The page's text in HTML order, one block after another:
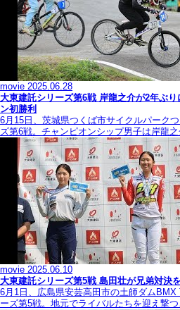
movie 2025.06.28
大東建託シリーズ第6戦 岸龍之介が2年ぶ
ン初勝利
6月15日、茨城県つくば市サイクルパーク
ズ第6戦。チャンピオンシップ男子は岸龍
movie 2025.06.10
大東建託シリーズ第5戦 島田壮が兄弟対決
6月1日、広島県安芸高田市の土師ダム
ーズ第5戦。地元でライバルたちを迎え撃